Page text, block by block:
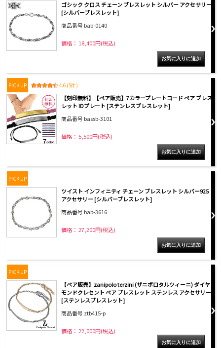
ゴシック クロス チェーン ブレスレット シルバー アクセサリー
[シルバーブレスレット]
商品番号 bab-0140
価格： 18,400円(税込)
PICK UP 4.6 (5件)
【刻印無料】【ペア販売】7カラープレートコード ペア ブレス
レット IDプレート [ステンレスブレスレット]
商品番号 bassb-3101
価格： 5,500円(税込)
PICK UP
ツイスト インフィニティ チェーン ブレスレット シルバー925
アクセサリー [シルバーブレスレット]
商品番号 bab-3616
価格： 27,200円(税込)
PICK UP
【ペア販売】zanipolo terzini (ザニポロタルツィーニ) ダイヤ
モンドクレセント ペア ブレスレット ステンレス アクセサリー
[ステンレスブレスレット]
商品番号 ztb415-p
価格： 22,000円(税込)